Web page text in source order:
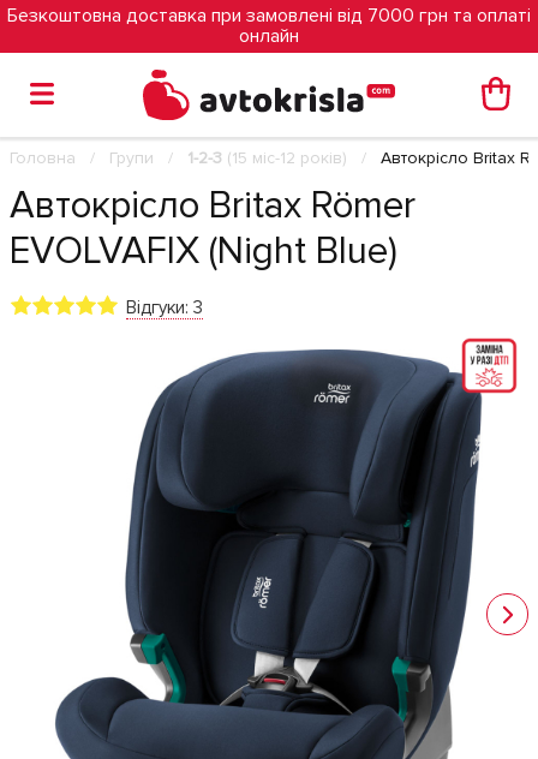
Безкоштовна доставка при замовлені від 7000 грн та оплаті
онлайн
Головна Групи 1-2-3 (15 міс-12 років) Автокрісло Britax
Автокрісло Britax Römer
EVOLVAFIX (Night Blue)
Відгуки: 3